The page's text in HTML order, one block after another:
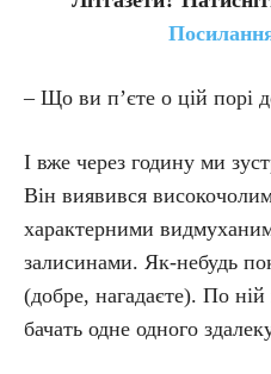
– Що ви п’єте о цій порі
І вже через годину ми
Він виявився
характерними
залисинами. Як-небудь
(добре, нагадаєте). По
бачать одне одного